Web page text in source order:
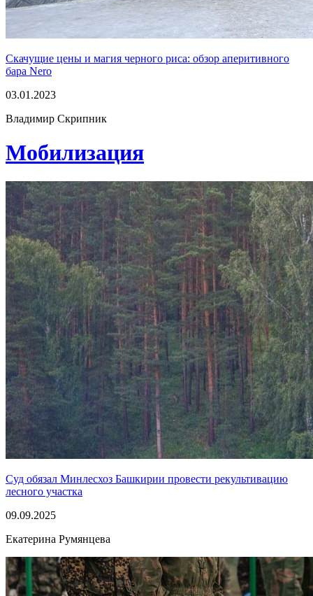
Скачущие цены и магия черного риса: обзор аперитивного
бара Nero
03.01.2023
Владимир Скрипник
Мобилизация
Суд обязал Минлесхоз Башкирии провести рекультивацию
лесного участка
09.09.2025
Екатерина Румянцева